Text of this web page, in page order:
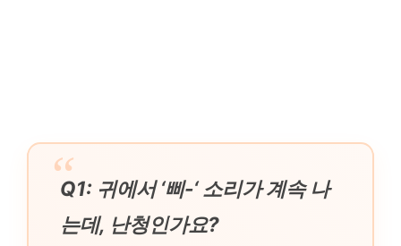
Q1: 귀에서 ‘삐-‘ 소리가 계속 나
는데, 난청인가요?